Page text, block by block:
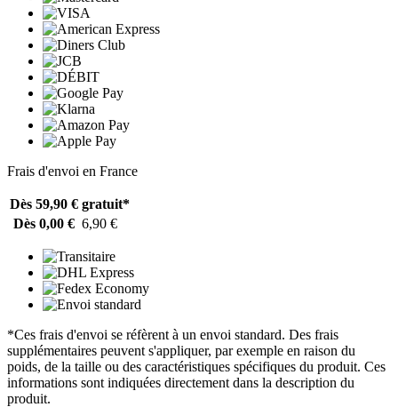
Frais d'envoi en France
Dès 59,90 € gratuit*
Dès 0,00 € 6,90 €
*Ces frais d'envoi se réfèrent à un envoi standard. Des frais
supplémentaires peuvent s'appliquer, par exemple en raison du
poids, de la taille ou des caractéristiques spécifiques du produit. Ces
informations sont indiquées directement dans la description du
produit.